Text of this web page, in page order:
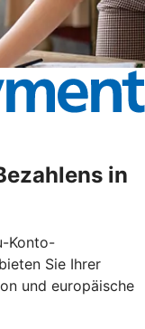
in
Konto-
Sie Ihrer
und europäische